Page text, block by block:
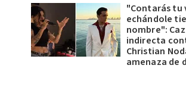
"Contarás tu
echándole
nombre":
indirecta
Christian
amenaza de